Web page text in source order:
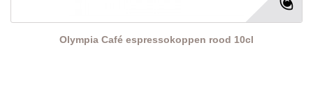
Olympia Café espressokoppen rood 10cl